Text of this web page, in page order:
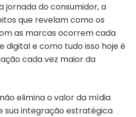
jornada do consumidor, a
que revelam como os
as marcas ocorrem cada
digital e como tudo isso hoje é
cada vez maior da
elimina o valor da mídia
sua integração estratégica